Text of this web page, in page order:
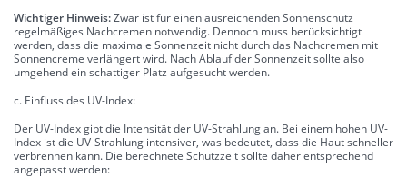
Wichtiger Hinweis:Zwar ist für einen ausreichenden Sonnenschutz
regelmäßiges Nachcremen notwendig. Dennoch muss berücksichtigt
werden, dass die maximale Sonnenzeit nicht durch das Nachcremen mit
Sonnencreme verlängert wird. Nach Ablauf der Sonnenzeit sollte also
umgehend ein schattiger Platz aufgesucht werden.
c. Einfluss des UV-Index:
Der UV-Index gibt die Intensität der UV-Strahlung an. Bei einem hohen UV-
Index ist die UV-Strahlung intensiver, was bedeutet, dass die Haut schneller
verbrennen kann. Die berechnete Schutzzeit sollte daher entsprechend
angepasst werden: